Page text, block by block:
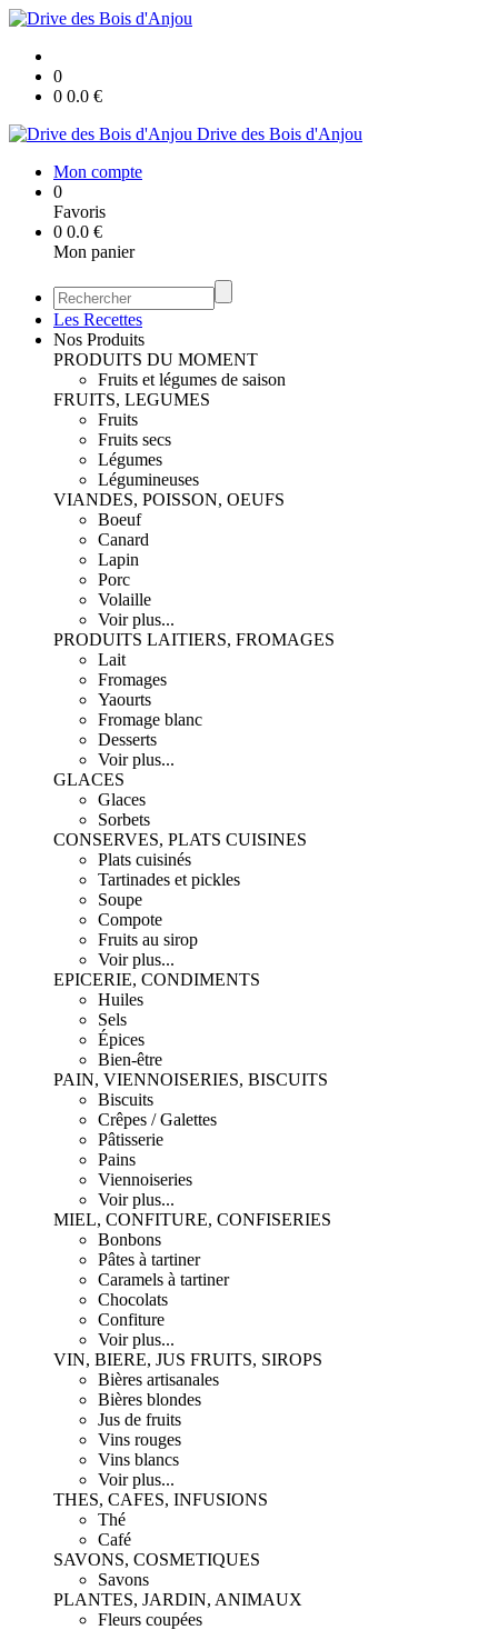
0
0 0.0 €
Drive des Bois d'Anjou
Mon compte
0
Favoris
0 0.0 €
Mon panier
Les Recettes
Nos Produits
PRODUITS DU MOMENT
Fruits et légumes de saison
FRUITS, LEGUMES
Fruits
Fruits secs
Légumes
Légumineuses
VIANDES, POISSON, OEUFS
Boeuf
Canard
Lapin
Porc
Volaille
Voir plus...
PRODUITS LAITIERS, FROMAGES
Lait
Fromages
Yaourts
Fromage blanc
Desserts
Voir plus...
GLACES
Glaces
Sorbets
CONSERVES, PLATS CUISINES
Plats cuisinés
Tartinades et pickles
Soupe
Compote
Fruits au sirop
Voir plus...
EPICERIE, CONDIMENTS
Huiles
Sels
Épices
Bien-être
PAIN, VIENNOISERIES, BISCUITS
Biscuits
Crêpes / Galettes
Pâtisserie
Pains
Viennoiseries
Voir plus...
MIEL, CONFITURE, CONFISERIES
Bonbons
Pâtes à tartiner
Caramels à tartiner
Chocolats
Confiture
Voir plus...
VIN, BIERE, JUS FRUITS, SIROPS
Bières artisanales
Bières blondes
Jus de fruits
Vins rouges
Vins blancs
Voir plus...
THES, CAFES, INFUSIONS
Thé
Café
SAVONS, COSMETIQUES
Savons
PLANTES, JARDIN, ANIMAUX
Fleurs coupées